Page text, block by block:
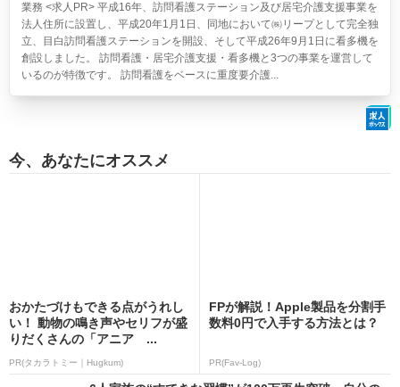
業務 <求人PR> 平成16年、訪問看護ステーション及び居宅介護支援事業を
法人住所に設置し、平成20年1月1日、同地において㈱リープとして完全独
立、目白訪問看護ステーションを開設、そして平成26年9月1日に看多機を
創設しました。 訪問看護・居宅介護支援・看多機と3つの事業を運営して
いるのが特徴です。 訪問看護をベースに重度要介護...
今、あなたにオススメ
おかたづけもできる点がうれし
い！ 動物の鳴き声やセリフが盛
りだくさんの「アニア ...
PR(タカラトミー｜Hugkum)
FPが解説！Apple製品を分割手
数料0円で入手する方法とは？
PR(Fav-Log)